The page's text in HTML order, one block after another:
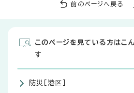
前のページへ戻る
このページを見ている方はこ
す
防災［港区］